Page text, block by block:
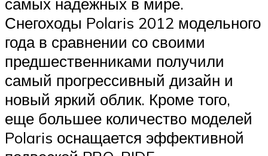
Снегоходы Polaris 2012 модельного
года в сравнении со своими
предшественниками получили
самый прогрессивный дизайн и
новый яркий облик. Кроме того,
еще большее количество моделей
Polaris оснащается эффективной